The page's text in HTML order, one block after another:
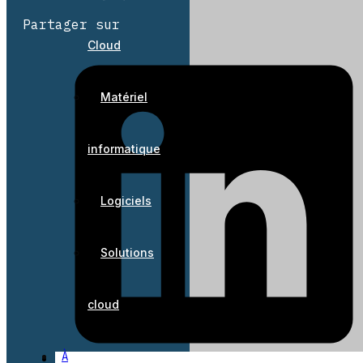
Cloud
Matériel
informatique
Logiciels
Solutions
cloud
À
Partager sur